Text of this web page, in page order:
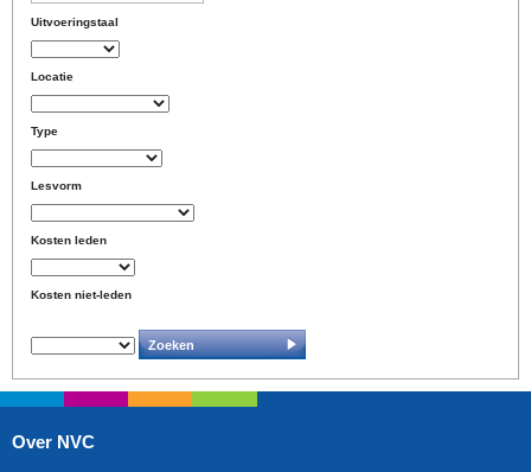
Uitvoeringstaal
Locatie
Type
Lesvorm
Kosten leden
Kosten niet-leden
Over NVC